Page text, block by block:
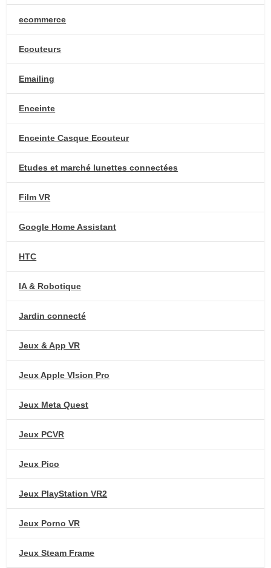
ecommerce
Ecouteurs
Emailing
Enceinte
Enceinte Casque Ecouteur
Etudes et marché lunettes connectées
Film VR
Google Home Assistant
HTC
IA & Robotique
Jardin connecté
Jeux & App VR
Jeux Apple VIsion Pro
Jeux Meta Quest
Jeux PCVR
Jeux Pico
Jeux PlayStation VR2
Jeux Porno VR
Jeux Steam Frame